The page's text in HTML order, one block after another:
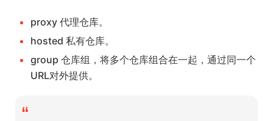
proxy 代理仓库。
hosted 私有仓库。
group 仓库组，将多个仓库组合在一起，通过同一个
URL对外提供。
“